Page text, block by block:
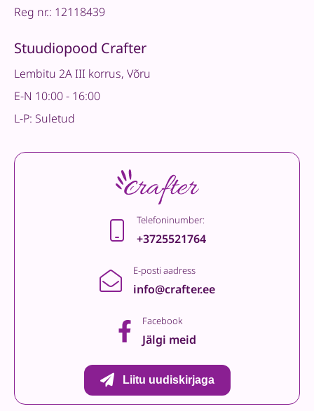
Reg nr.: 12118439
Stuudiopood Crafter
Lembitu 2A III korrus, Võru
E-N 10:00 - 16:00
L-P: Suletud
Telefoninumber:
+3725521764
E-posti aadress
info@crafter.ee
Facebook
Jälgi meid
Liitu uudiskirjaga